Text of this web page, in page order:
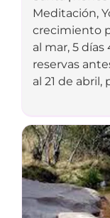
Meditación,
crecimiento
al mar, 5 días
reservas
al 21 de abril,